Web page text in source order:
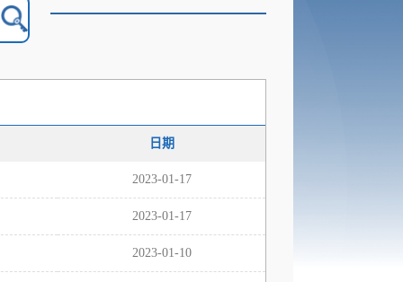
日期
2023-01-17
2023-01-17
2023-01-10